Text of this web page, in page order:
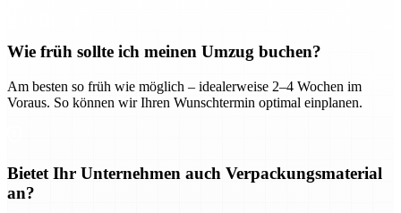
Wie früh sollte ich meinen Umzug buchen?
Am besten so früh wie möglich – idealerweise 2–4 Wochen im
Voraus. So können wir Ihren Wunschtermin optimal einplanen.
Bietet Ihr Unternehmen auch Verpackungsmaterial
an?